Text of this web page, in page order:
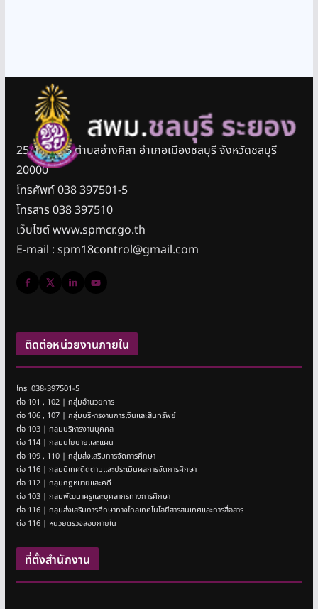
25/11 หมู่ 5 ตำบลอ่างศิลา อำเภอเมืองชลบุรี จังหวัดชลบุรี
20000
โทรศัพท์ 038 397501-5
โทรสาร 038 397510
เว็บไซต์ www.spmcr.go.th
E-mail : spm18control@gmail.com
ติดต่อหน่วยงานภายใน
โทร 038-397501-5
ต่อ 101 , 102 | กลุ่มอำนวยการ
ต่อ 106 , 107 | กลุ่มบริหารงานการเงินและสินทรัพย์
ต่อ 103 | กลุ่มบริหารงานบุคคล
ต่อ 114 | กลุ่มนโยบายและแผน
ต่อ 109 , 110 | กลุ่มส่งเสริมการจัดการศึกษา
ต่อ 116 | กลุ่มนิเทศติดตามและประเมินผลการจัดการศึกษา
ต่อ 112 | กลุ่มกฎหมายและคดี
ต่อ 103 | กลุ่มพัฒนาครูและบุคลากรทางการศึกษา
ต่อ 116 | กลุ่มส่งเสริมการศึกษาทางไกลเทคโนโลยีสารสนเทศและการสื่อสาร
ต่อ 116 | หน่วยตรวจสอบภายใน
ที่ตั้งสำนักงาน